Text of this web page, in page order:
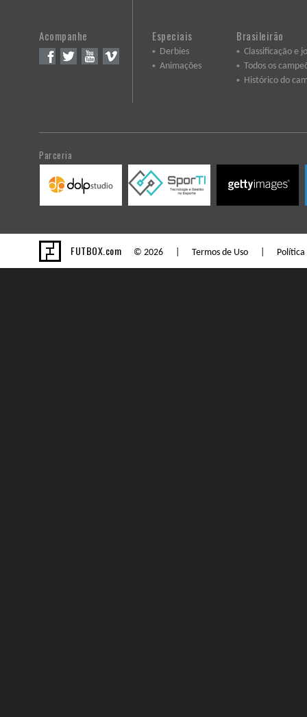
Acompanhe Especiais
Derbies
Animações
Brasileirão
Classificação e
Todos os
Histórico do
Parceria
FUTBOX.com © 2026 | Termos de Uso Política